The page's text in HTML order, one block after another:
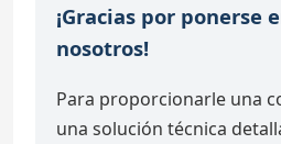
¡Gracias por ponerse
nosotros!
Para proporcionarle una
una solución técnica